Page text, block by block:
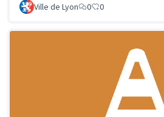
Ville de Lyon 0 0